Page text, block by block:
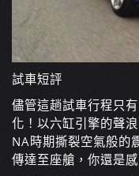
試車短評
儘管這趟試車行程只
化！以六缸引擎的聲
NA時期撕裂空氣般的
傳達至座艙，你還是